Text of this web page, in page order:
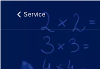
Service